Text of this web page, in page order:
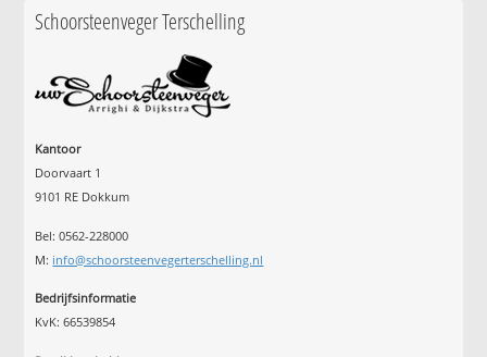
Schoorsteenveger Terschelling
Kantoor
Doorvaart 1
9101 RE Dokkum
Bel: 0562-228000
M: info@schoorsteenvegerterschelling.nl
Bedrijfsinformatie
KvK: 66539854